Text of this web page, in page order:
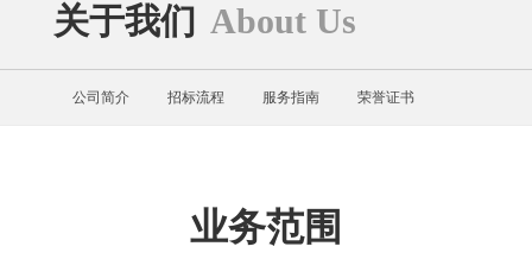
关于我们 About Us
公司简介 招标流程 服务指南 荣誉证书
业务范围